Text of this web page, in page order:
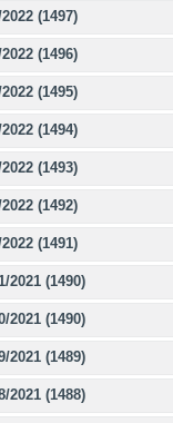
(1497)
(1496)
(1495)
(1494)
(1493)
(1492)
(1491)
2021 (1490)
2021 (1490)
2021 (1489)
2021 (1488)